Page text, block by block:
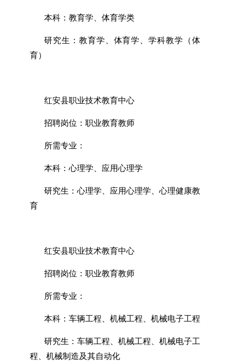
本科：教育学、体育学类
研究生：教育学、体育学、学科教学（体
育）
红安县职业技术教育中心
招聘岗位：职业教育教师
所需专业：
本科：心理学、应用心理学
研究生：心理学、应用心理学、心理健康教
育
红安县职业技术教育中心
招聘岗位：职业教育教师
所需专业：
本科：车辆工程、机械工程、机械电子工程
研究生：车辆工程、机械工程、机械电子工
程、机械制造及其自动化